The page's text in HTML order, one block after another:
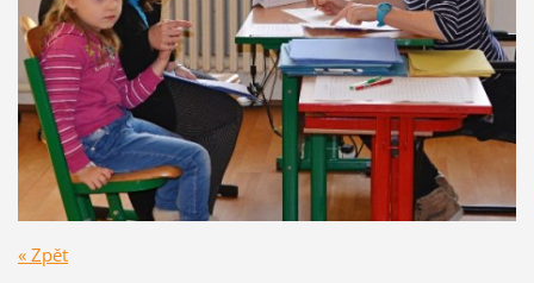
« Zpět